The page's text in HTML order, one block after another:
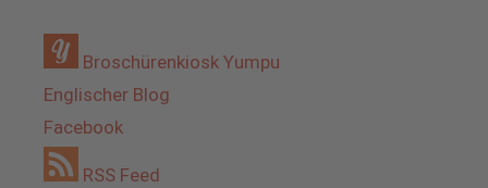
Broschürenkiosk Yumpu
Englischer Blog
Facebook
RSS Feed